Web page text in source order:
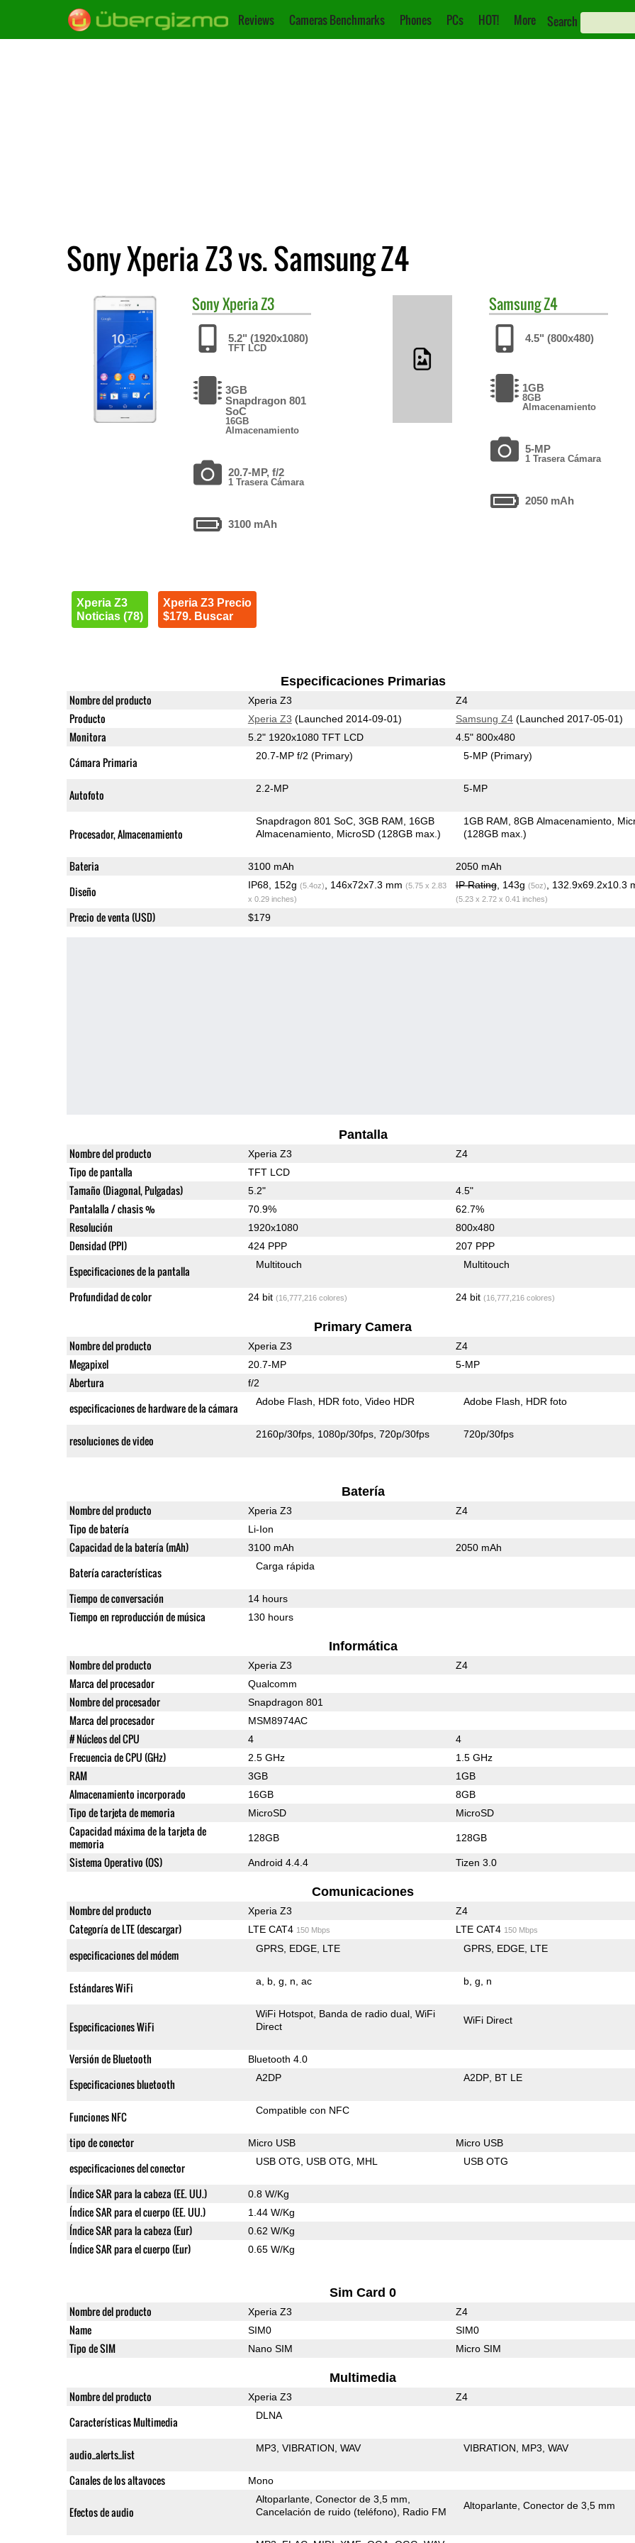
Reviews Cameras Benchmarks Phones PCs HOT! More Search
Sony Xperia Z3 vs. Samsung Z4
SonyXperia Z3
5.2" (1920x1080)
TFT LCD
3GB
Snapdragon 801
SoC
16GB
Almacenamiento
20.7-MP, f/2
1 Trasera Cámara
3100 mAh
Xperia Z3
Noticias (78)
Xperia Z3 Precio
$179. Buscar
SamsungZ4
4.5" (800x480)
1GB
8GB
Almacenamiento
5-MP
1 Trasera Cámara
2050 mAh
Especificaciones Primarias
Nombre del producto Xperia Z3 Z4
Producto Xperia Z3 (Launched 2014-09-01) Samsung Z4(Launched 2017-05-01)
Monitora 5.2" 1920x1080 TFT LCD 4.5" 800x480
Cámara Primaria 20.7-MP f/2(Primary) 5-MP(Primary)
Autofoto 2.2-MP 5-MP
Procesador, Almacenamiento
Snapdragon 801 SoC 3GB RAM
16GB
Almacenamiento MicroSD (128GB max.)
1GB RAM 8GB Almacenamiento
(128GB max.)
Bateria 3100 mAh 2050 mAh
Diseño IP68, 152g (5.4oz) , 146x72x7.3 mm (5.75 x 2.83
x 0.29 inches)
IP Rating, 143g (5oz) , 132.9x69.2x10.3
(5.23 x 2.72 x 0.41 inches)
Precio de venta (USD) $179
Pantalla
Nombre del producto Xperia Z3 Z4
Tipo de pantalla TFT LCD
Tamaño (Diagonal, Pulgadas) 5.2" 4.5"
Pantalalla / chasis % 70.9% 62.7%
Resolución 1920x1080 800x480
Densidad (PPI) 424 PPP 207 PPP
Especificaciones de la pantalla Multitouch Multitouch
Profundidad de color 24 bit (16,777,216 colores) 24 bit (16,777,216 colores)
Primary Camera
Nombre del producto Xperia Z3 Z4
Megapixel 20.7-MP 5-MP
Abertura f/2
especificaciones de hardware de la cámara Adobe Flash HDR foto Video HDR Adobe Flash HDR foto
resoluciones de video 2160p/30fps 1080p/30fps 720p/30fps 720p/30fps
Batería
Nombre del producto Xperia Z3 Z4
Tipo de batería Li-Ion
Capacidad de la batería (mAh) 3100 mAh 2050 mAh
Batería características Carga rápida
Tiempo de conversación 14 hours
Tiempo en reproducción de música 130 hours
Informática
Nombre del producto Xperia Z3 Z4
Marca del procesador Qualcomm
Nombre del procesador Snapdragon 801
Marca del procesador MSM8974AC
# Núcleos del CPU 4 4
Frecuencia de CPU (GHz) 2.5 GHz 1.5 GHz
RAM 3GB 1GB
Almacenamiento incorporado 16GB 8GB
Tipo de tarjeta de memoria MicroSD MicroSD
Capacidad máxima de la tarjeta de
memoria
128GB 128GB
Sistema Operativo (OS) Android 4.4.4 Tizen 3.0
Comunicaciones
Nombre del producto Xperia Z3 Z4
Categoría de LTE (descargar) LTE CAT4 150 Mbps LTE CAT4 150 Mbps
especificaciones del módem GPRS EDGE LTE GPRS EDGE LTE
Estándares WiFi a b g n ac b g n
Especificaciones WiFi
WiFi Hotspot Banda de radio dual WiFi
Direct
WiFi Direct
Versión de Bluetooth Bluetooth 4.0
Especificaciones bluetooth A2DP A2DP BT LE
Funciones NFC Compatible con NFC
tipo de conector Micro USB Micro USB
especificaciones del conector USB OTG USB OTG MHL USB OTG
Índice SAR para la cabeza (EE. UU.) 0.8 W/Kg
Índice SAR para el cuerpo (EE. UU.) 1.44 W/Kg
Índice SAR para la cabeza (Eur) 0.62 W/Kg
Índice SAR para el cuerpo (Eur) 0.65 W/Kg
Sim Card 0
Nombre del producto Xperia Z3 Z4
Name SIM0 SIM0
Tipo de SIM Nano SIM Micro SIM
Multimedia
Nombre del producto Xperia Z3 Z4
Características Multimedia DLNA
audio_alerts_list MP3 VIBRATION WAV VIBRATION MP3 WAV
Canales de los altavoces Mono
Efectos de audio
Altoparlante Conector de 3,5 mm
Cancelación de ruido (teléfono)
Radio FM
Altoparlante Conector de 3,5 mm